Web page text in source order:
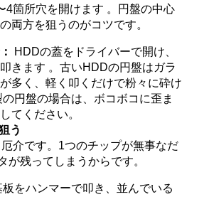
4箇所穴を開けます 。円盤の中心
両方を狙うのがコツです。
HDDの蓋をドライバーで開け、
きます 。古いHDDの円盤はガラ
多く、軽く叩くだけで粉々に砕け
円盤の場合は、ボコボコに歪ま
てください。
う
介です。1つのチップが無事なだ
が残ってしまうからです。
板をハンマーで叩き、並んでいる